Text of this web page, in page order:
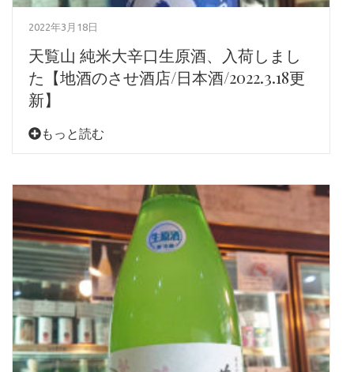
2022年3月18日
天覧山 純米大辛口生原酒、入荷しまし
た【地酒のさせ酒店/日本酒/2022.3.18更
新】
もっと読む